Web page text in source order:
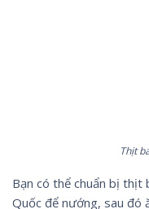
Thịt
Bạn có thể chuẩn bị
Quốc để nướng, sau đó